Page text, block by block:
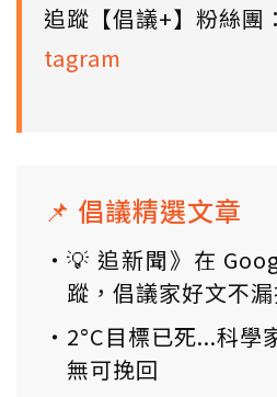
追蹤【倡議+】粉絲團：
tagram
📌 倡議精選文章
💡 追新聞》在
蹤，倡議家好文不漏
2°C目標已死...科學
無可挽回